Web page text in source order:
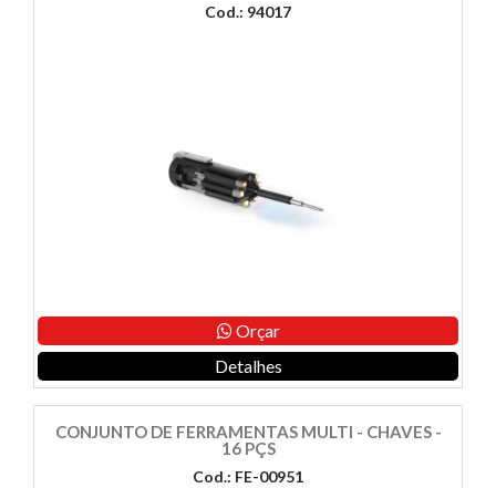
Cod.: 94017
Orçar
Detalhes
CONJUNTO DE FERRAMENTAS MULTI - CHAVES -
16 PÇS
Cod.: FE-00951